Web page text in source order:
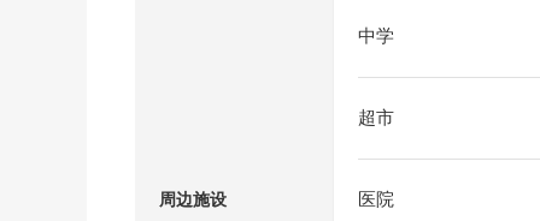
周边施设
中学
超市
医院